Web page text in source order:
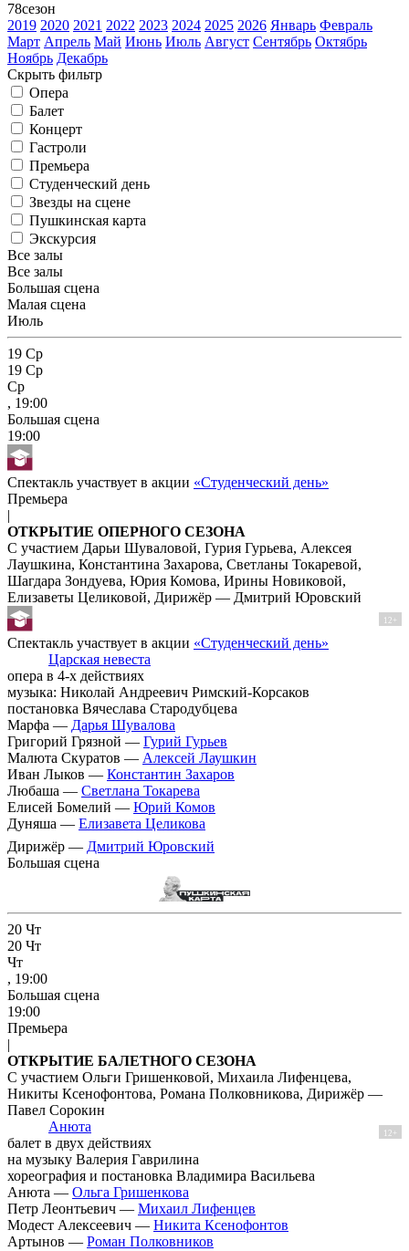
78сезон
2019 2020 2021 2022 2023 2024 2025 2026 Январь Февраль
Март Апрель Май Июнь Июль Август Сентябрь Октябрь
Ноябрь Декабрь
Скрыть фильтр
Опера
Балет
Концерт
Гастроли
Премьера
Студенческий день
Звезды на сцене
Пушкинская карта
Экскурсия
Все залы
Все залы
Большая сцена
Малая сцена
Июль
19 Ср
19 Ср
Ср
, 19:00
Большая сцена
19:00
Спектакль участвует в акции «Студенческий день»
Премьера
|
ОТКРЫТИЕ ОПЕРНОГО СЕЗОНА
С участием Дарьи Шуваловой, Гурия Гурьева, Алексея
Лаушкина, Константина Захарова, Светланы Токаревой,
Шагдара Зондуева, Юрия Комова, Ирины Новиковой,
Елизаветы Целиковой, Дирижёр — Дмитрий Юровский
Спектакль участвует в акции «Студенческий день»
Царская невеста
12+
опера в 4-х действиях
музыка: Николай Андреевич Римский-Корсаков
постановка Вячеслава Стародубцева
Марфа — Дарья Шувалова
Григорий Грязной — Гурий Гурьев
Малюта Скуратов — Алексей Лаушкин
Иван Лыков — Константин Захаров
Любаша — Светлана Токарева
Елисей Бомелий — Юрий Комов
Дуняша — Елизавета Целикова
Дирижёр — Дмитрий Юровский
Большая сцена
20 Чт
20 Чт
Чт
, 19:00
Большая сцена
19:00
Премьера
|
ОТКРЫТИЕ БАЛЕТНОГО СЕЗОНА
С участием Ольги Гришенковой, Михаила Лифенцева,
Никиты Ксенофонтова, Романа Полковникова, Дирижёр —
Павел Сорокин
Анюта
12+
балет в двух действиях
на музыку Валерия Гаврилина
хореография и постановка Владимира Васильева
Анюта — Ольга Гришенкова
Петр Леонтьевич — Михаил Лифенцев
Модест Алексеевич — Никита Ксенофонтов
Артынов — Роман Полковников